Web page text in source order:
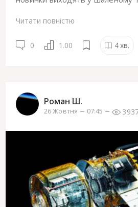
Читати повністю
0 1.00 4хв.
Роман Ш.
26 Жовтня 07:45